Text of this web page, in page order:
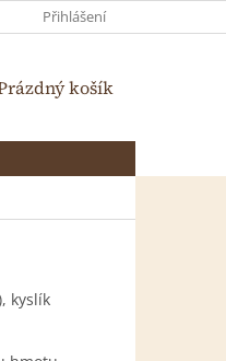
OBCHODNÍ PODMÍNKY
Přihlášení
košík
kyslík